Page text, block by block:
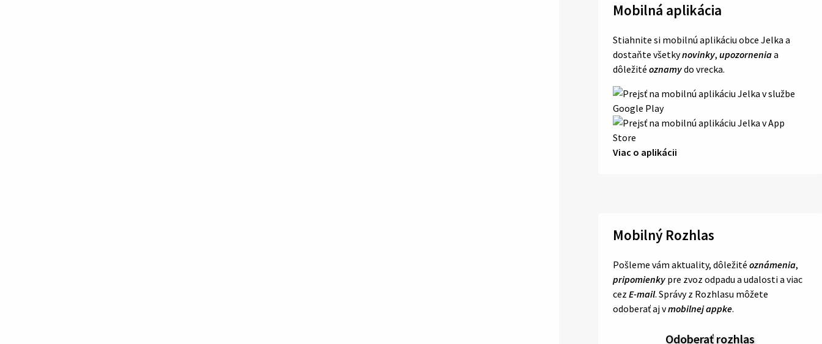
Mobilná aplikácia
Stiahnite si mobilnú aplikáciu obce Jelka a
dostaňte všetkynovinky, upozorneniaa
dôležité oznamydo vrecka.
Viac o aplikácii
Mobilný Rozhlas
Pošleme vám aktuality, dôležité oznámenia,
pripomienky pre zvoz odpadu a udalosti a viac
cez E-mail. Správy z Rozhlasu môžete
odoberať aj vmobilnej appke.
Odoberať rozhlas